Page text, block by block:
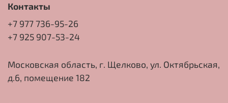
Контакты
+7 977 736-95-26
+7 925 907-53-24
Московская область, г. Щелково, ул. Октябрьская,
д.6, помещение 182